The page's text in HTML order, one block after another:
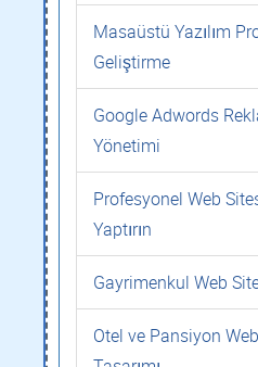
Masaüstü Yazılım
Geliştirme
Google Adwords
Yönetimi
Profesyonel Web
Yaptırın
Gayrimenkul Web
Otel ve Pansiyon